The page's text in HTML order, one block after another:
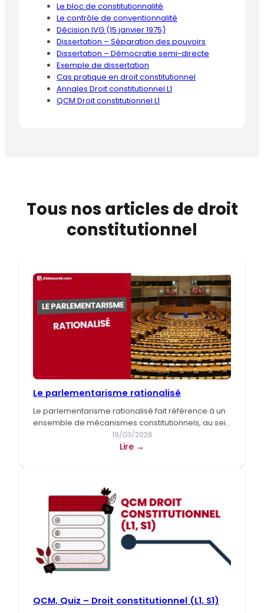
Le bloc de constitutionnalité
Le contrôle de conventionnalité
Décision IVG (15 janvier 1975)
Dissertation – Séparation des pouvoirs
Dissertation – Démocratie semi-directe
Exemple de dissertation
Cas pratique en droit constitutionnel
Annales Droit constitutionnel L1
QCM Droit constitutionnel L1
Tous nos articles de droit
constitutionnel
Le parlementarisme rationalisé
Le parlementarisme rationalisé fait référence à un
ensemble de mécanismes constitutionnels, au sein
d’un régime de type parlementaire,…
19/03/2026
Lire →
QCM, Quiz – Droit constitutionnel (L1, S1)